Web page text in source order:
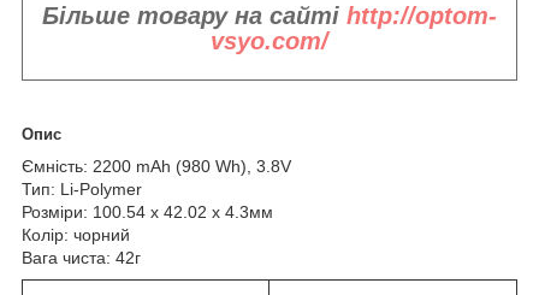
Більше товару на сайті http://optom-
vsyo.com/
Опис
Ємність: 2200 mAh (980 Wh), 3.8V
Тип: Li-Polymer
Розміри: 100.54 x 42.02 x 4.3мм
Колір: чорний
Вага чиста: 42г